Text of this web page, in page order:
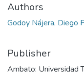
Authors
Godoy Nájera, Diego
Publisher
Ambato: Universidad